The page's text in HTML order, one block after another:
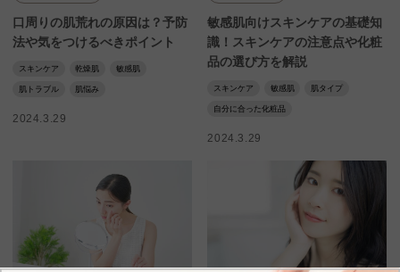
口周りの肌荒れの原因は？予防
法や気をつけるべきポイント
スキンケア 乾燥肌 敏感肌
肌トラブル 肌悩み
2024.3.29
敏感肌向けスキンケアの基礎知
識！スキンケアの注意点や化粧
品の選び方を解説
スキンケア 敏感肌 肌タイプ
自分に合った化粧品
2024.3.29